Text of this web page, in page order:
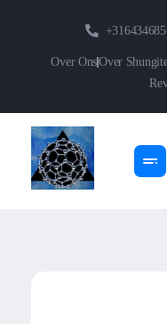
Over OnsOver Shungite